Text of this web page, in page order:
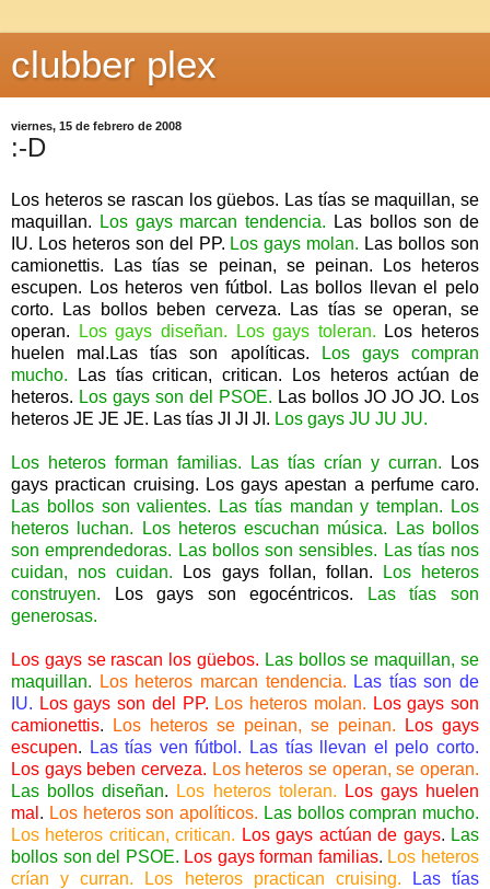
clubber plex
viernes, 15 de febrero de 2008
:-D
Los heteros se rascan los güebos. Las tías se maquillan, se
maquillan.
Los gays marcan tendencia. Las bollos son de
IU. Los heteros son del PP. Los gays molan. Las bollos son
camionettis. Las tías se peinan, se peinan. Los heteros
escupen. Los heteros ven fútbol. Las bollos llevan el pelo
corto. Las bollos beben cerveza. Las tías se operan, se
operan.
Los gays diseñan. Los gays toleran. Los heteros
huelen mal.Las tías son apolíticas.
Los gays compran
mucho. Las tías critican, critican. Los heteros actúan de
heteros. Los gays son del PSOE. Las bollos JO JO JO. Los
heteros JE JE JE. Las tías JI JI JI. Los gays JU JU JU.
Los heteros forman familias. Las tías crían y curran.
Los
gays practican cruising. Los gays apestan a perfume caro.
Las bollos son valientes. Las tías mandan y templan. Los
heteros luchan. Los heteros escuchan música. Las bollos
son emprendedoras. Las bollos son sensibles. Las tías nos
cuidan, nos cuidan.
Los gays follan, follan. Los heteros
construyen.
Los gays son egocéntricos. Las tías son
generosas.
Los gays se rascan los güebos. Las bollos se maquillan, se
maquillan.
Los heteros marcan tendencia. Las tías son de
IU. Los gays son del PP. Los heteros molan. Los gays son
camionettis. Los heteros se peinan, se peinan. Los gays
escupen.
Las tías ven fútbol. Las tías llevan el pelo corto.
Los gays beben cerveza. Los heteros se operan, se operan.
Las bollos diseñan. Los heteros toleran.
Los gays huelen
mal . Los heteros son apolíticos. Las bollos compran mucho.
Los heteros critican, critican. Los gays actúan de gays. Las
bollos son del PSOE. Los gays forman familias. Los heteros
crían y curran. Los heteros practican cruising.
Las tías